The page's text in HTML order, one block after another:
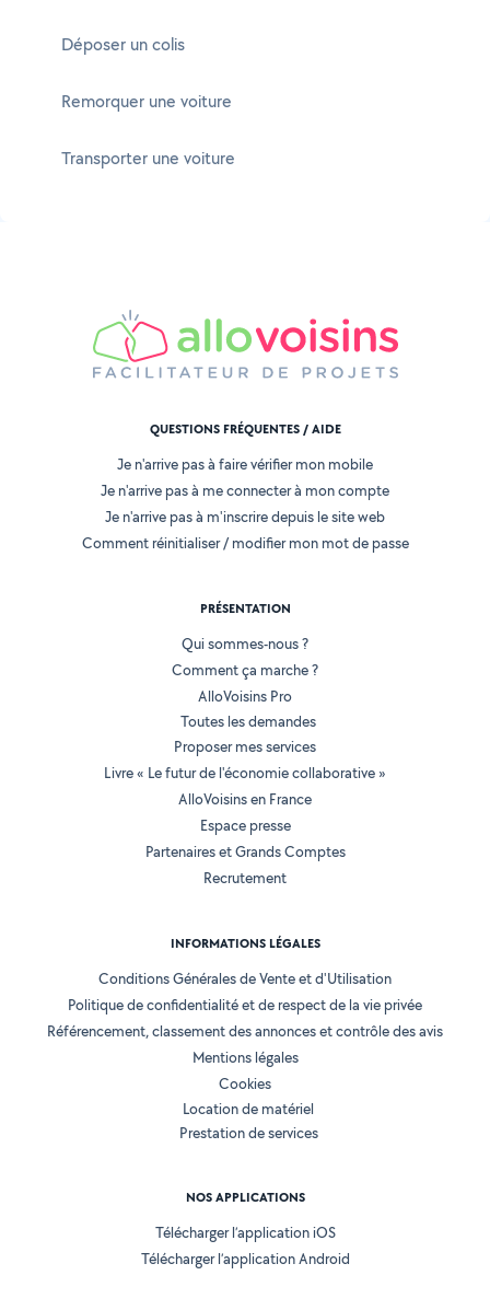
Déposer un colis
Remorquer une voiture
Transporter une voiture
QUESTIONS FRÉQUENTES / AIDE
Je n'arrive pas à faire vérifier mon mobile
Je n'arrive pas à me connecter à mon compte
Je n'arrive pas à m'inscrire depuis le site web
Comment réinitialiser / modifier mon mot de passe
PRÉSENTATION
Qui sommes-nous ?
Comment ça marche ?
AlloVoisins Pro
Toutes les demandes
Proposer mes services
Livre « Le futur de l'économie collaborative »
AlloVoisins en France
Espace presse
Partenaires et Grands Comptes
Recrutement
INFORMATIONS LÉGALES
Conditions Générales de Vente et d'Utilisation
Politique de confidentialité et de respect de la vie privée
Référencement, classement des annonces et contrôle des avis
Mentions légales
Cookies
Location de matériel
Prestation de services
NOS APPLICATIONS
Télécharger l’application iOS
Télécharger l’application Android